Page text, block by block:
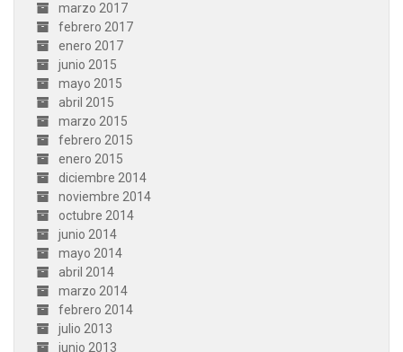
marzo 2017
febrero 2017
enero 2017
junio 2015
mayo 2015
abril 2015
marzo 2015
febrero 2015
enero 2015
diciembre 2014
noviembre 2014
octubre 2014
junio 2014
mayo 2014
abril 2014
marzo 2014
febrero 2014
julio 2013
junio 2013